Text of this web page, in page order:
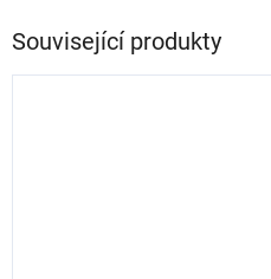
Související produkty